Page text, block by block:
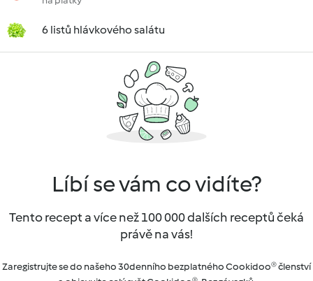
6 listů hlávkového salátu
Líbí se vám co vidíte?
Tento recept a více než 100 000 dalších receptů čeká
právě na vás!
Zaregistrujte se do našeho 30denního bezplatného Cookidoo® členství